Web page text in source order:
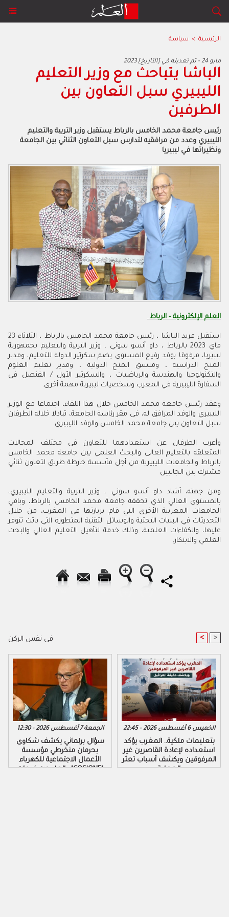
الرئيسية > سياسة
2023 مايو 24 - تم تعديله في [التاريخ]
الباشا يتباحث مع وزير التعليم
الليبيري سبل التعاون بين
الطرفين
رئيس جامعة محمد الخامس بالرباط يستقبل وزير التربية والتعليم
الليبيري وعدد من مرافقيه لتدارس سبل التعاون الثنائي بين الجامعة
ونظيراتها في ليبيريا
العلم الإلكترونية - الرباط
استقبل فريد الباشا ، رئيس جامعة محمد الخامس بالرباط ، الثلاثاء 23
ماي 2023 بالرباط ، داو أنسو سوني ، وزير التربية والتعليم بجمهورية
ليبيريا، مرفوقا بوفد رفيع المستوى يضم سكرتير الدولة للتعليم، ومدير
المنح الدراسية ، ومنسق المنح الدولية ، ومدير تعليم العلوم
والتكنولوجيا والهندسة والرياضيات ، والسكرتير الأول / القنصل في
السفارة الليبيرية في المغرب وشخصيات ليبيرية مهمة أخرى.
وعقد رئيس جامعة محمد الخامس خلال هذا اللقاء، اجتماعا مع الوزير
الليبيري والوفد المرافق له، في مقر رئاسة الجامعة، تبادلا خلاله الطرفان
سبل التعاون بين جامعة محمد الخامس والوفد الليبيري.
وأعرب الطرفان عن استعدادهما للتعاون في مختلف المجالات
المتعلقة بالتعليم العالي والبحث العلمي بين جامعة محمد الخامس
بالرباط والجامعات الليبيرية من أجل مأسسة خارطة طريق لتعاون ثنائي
مشترك بين الجانبين
ومن جهته، أشاد داو أنسو سوني ، وزير التربية والتعليم الليبيري،
بالمستوى العالي الذي تحققه جامعة محمد الخامس بالرباط، وباقي
الجامعات المغربية الأخرى التي قام بزيارتها في المغرب، من خلال
التحديثات في البنيات التحتية والوسائل التقنية المتطورة التي باتت تتوفر
عليها، والكفاءات العلمية، وذلك خدمة لتأهيل التعليم العالي والبحث
العلمي والابتكار.
في نفس الركن < >
الجمعة 7 أغسطس 2026 - 12:30
سؤال برلماني يكشف شكاوى
بحرمان منخرطي مؤسسة
الأعمال الاجتماعية للكهرباء
والماء من خدمات "COS'ONE"
الخميس 6 أغسطس 2026 - 22:45
بتعليمات ملكية.. المغرب يؤكد
استعداده لإعادة القاصرين غير
المرفوقين ويكشف أسباب تعثر
العملية